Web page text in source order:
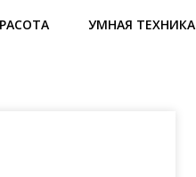
УМНАЯ ТЕХНИКА